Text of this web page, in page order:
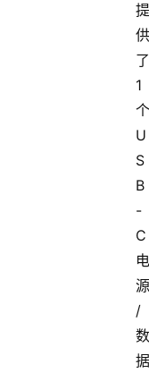
提
供
了
1
个
U
S
B
-
C
电
源
/
数
据